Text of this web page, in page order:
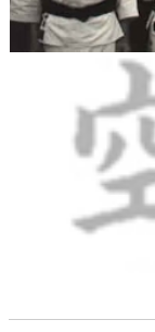
DOJO REGLER
LÄNKSAMLING
WEBBSHOP